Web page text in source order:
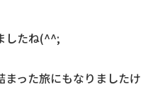
したね(^^;
った旅にもなりましたけ